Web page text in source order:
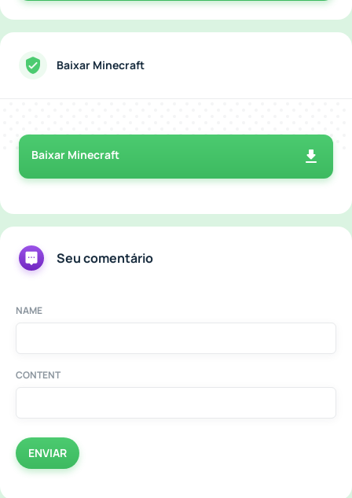
Baixar Minecraft
Baixar Minecraft
Seu comentário
NAME
CONTENT
ENVIAR